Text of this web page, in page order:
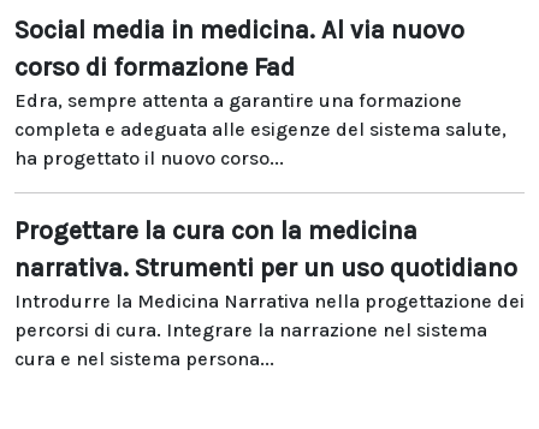
Social media in medicina. Al via nuovo
corso di formazione Fad
Edra, sempre attenta a garantire una formazione
completa e adeguata alle esigenze del sistema salute,
ha progettato il nuovo corso...
Progettare la cura con la medicina
narrativa. Strumenti per un uso quotidiano
Introdurre la Medicina Narrativa nella progettazione dei
percorsi di cura. Integrare la narrazione nel sistema
cura e nel sistema persona...